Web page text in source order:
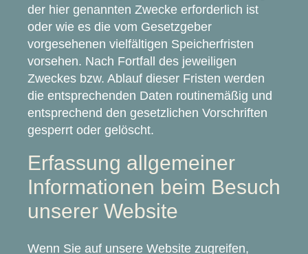
der hier genannten Zwecke erforderlich ist
oder wie es die vom Gesetzgeber
vorgesehenen vielfältigen Speicherfristen
vorsehen. Nach Fortfall des jeweiligen
Zweckes bzw. Ablauf dieser Fristen werden
die entsprechenden Daten routinemäßig und
entsprechend den gesetzlichen Vorschriften
gesperrt oder gelöscht.
Erfassung allgemeiner
Informationen beim Besuch
unserer Website
Wenn Sie auf unsere Website zugreifen,